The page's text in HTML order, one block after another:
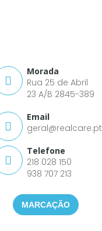
Morada
Rua 25 de Abril
23 A/B 2845-389
Email
geral@realcare.pt
Telefone
218 028 150
938 707 213
MARCAÇÃO